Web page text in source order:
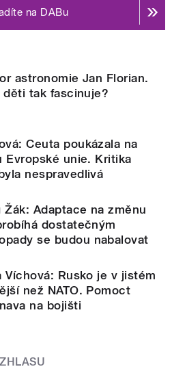
na DABu
astronomie Jan Florian.
děti tak fascinuje?
Ceuta poukázala na
Evropské unie. Kritika
nespravedlivá
Žák: Adaptace na změnu
dostatečným
se budou nabalovat
Víchová: Rusko je v jistém
než NATO. Pomoct
na bojišti